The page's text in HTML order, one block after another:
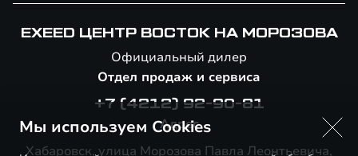
EXEED ЦЕНТР ВОСТОК НА МОРОЗОВА
Официальный дилер
Отдел продаж и сервиса
+7 (4212) 92-90-81
Адрес
Хабаровск, улица Морозова Павла Леонтьевича,
Мы используем Cookies